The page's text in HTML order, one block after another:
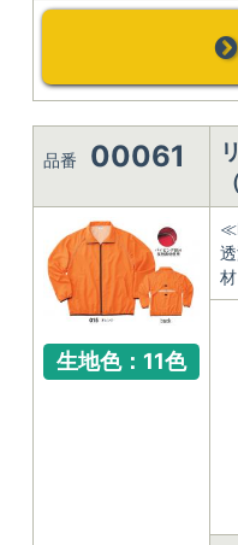
品番 00061
生地色：11色